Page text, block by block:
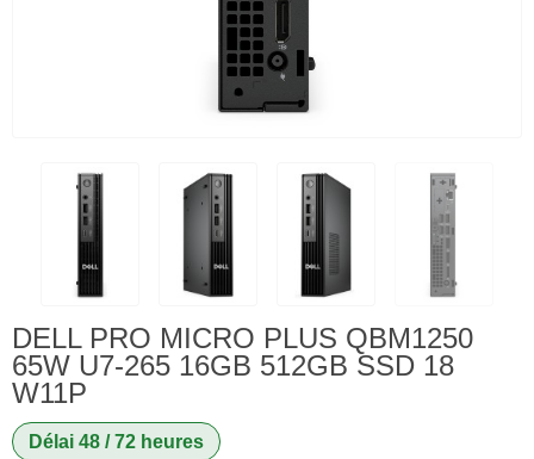
DELL PRO MICRO PLUS QBM1250
65W U7-265 16GB 512GB SSD 18
W11P
Délai 48 / 72 heures